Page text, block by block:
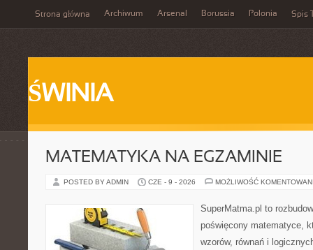
Strona główna Archiwum Arsenal Borussia Polonia Spis
ŚWINIA
MATEMATYKA NA EGZAMINIE
POSTED BY ADMIN CZE - 9 - 2026 MOŻLIWOŚĆ
SuperMatma.pl to
poświęcony matematyce,
wzorów, równań i